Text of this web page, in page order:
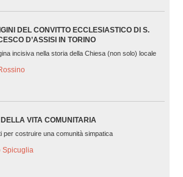
DEL CONVITTO ECCLESIASTICO DI S.
D’ASSISI IN TORINO
incisiva nella storia della Chiesa (non solo) locale
DELLA VITA COMUNITARIA
per costruire una comunità simpatica
Spicuglia